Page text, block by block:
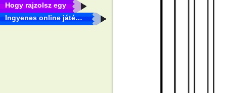
Hogy rajzolsz egy
Ingyenes online játékok